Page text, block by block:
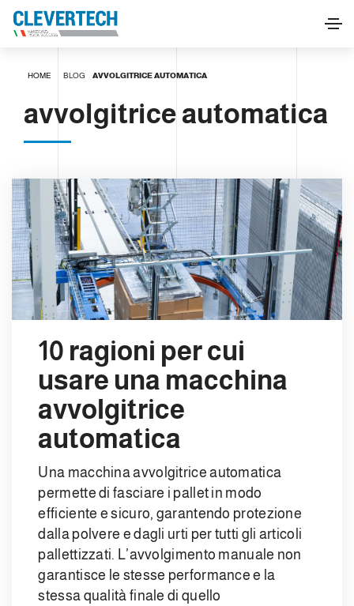
HOME BLOG AVVOLGITRICE AUTOMATICA
avvolgitrice automatica
10 ragioni per cui
usare una macchina
avvolgitrice
automatica
Una macchina avvolgitrice automatica
permette di fasciare i pallet in modo
efficiente e sicuro, garantendo protezione
dalla polvere e dagli urti per tutti gli articoli
pallettizzati. L’avvolgimento manuale non
garantisce le stesse performance e la
stessa qualità finale di quello